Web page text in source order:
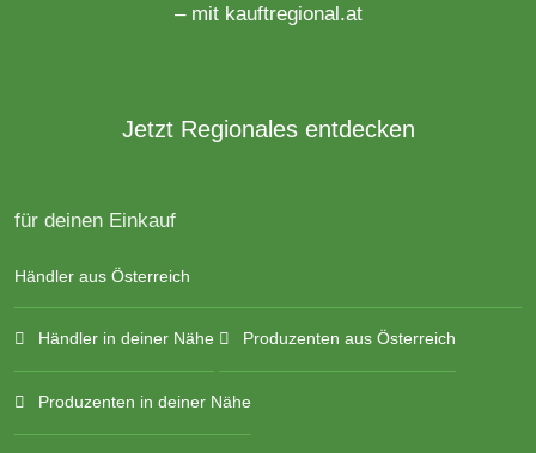
– mit kauftregional.at
Jetzt Regionales entdecken
für deinen Einkauf
Händler aus Österreich
Händler in deiner Nähe Produzenten aus Österreich
Produzenten in deiner Nähe